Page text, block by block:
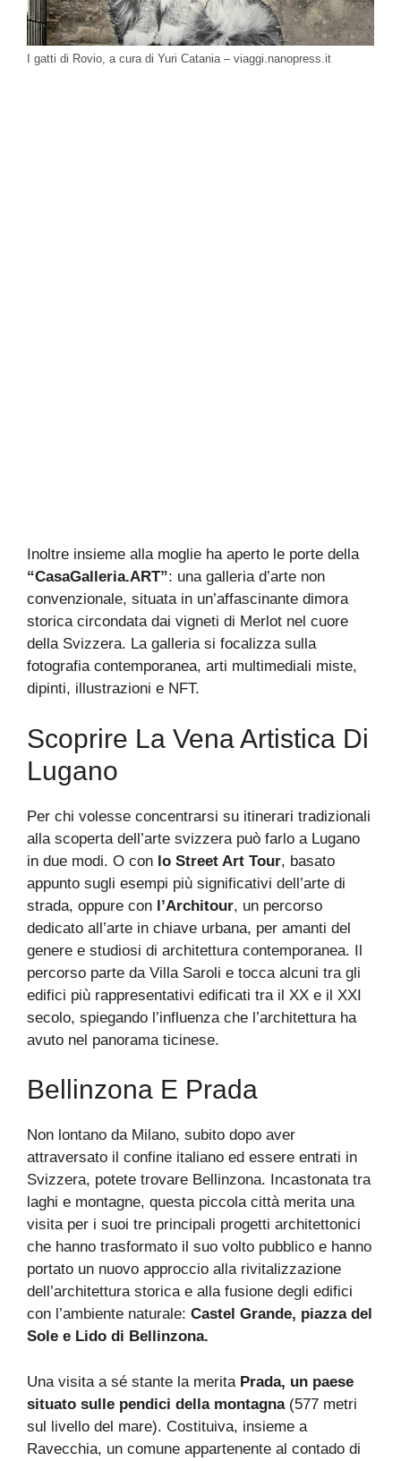
I gatti di Rovio, a cura di Yuri Catania – viaggi.nanopress.it
Inoltre insieme alla moglie ha aperto le porte della
“CasaGalleria.ART”: una galleria d’arte non
convenzionale, situata in un’affascinante dimora
storica circondata dai vigneti di Merlot nel cuore
della Svizzera. La galleria si focalizza sulla
fotografia contemporanea, arti multimediali miste,
dipinti, illustrazioni e NFT.
Scoprire La Vena Artistica Di
Lugano
Per chi volesse concentrarsi su itinerari tradizionali
alla scoperta dell’arte svizzera può farlo a Lugano
in due modi. O con lo Street Art Tour, basato
appunto sugli esempi più significativi dell’arte di
strada, oppure con l’Architour, un percorso
dedicato all’arte in chiave urbana, per amanti del
genere e studiosi di architettura contemporanea. Il
percorso parte da Villa Saroli e tocca alcuni tra gli
edifici più rappresentativi edificati tra il XX e il XXI
secolo, spiegando l’influenza che l’architettura ha
avuto nel panorama ticinese.
Bellinzona E Prada
Non lontano da Milano, subito dopo aver
attraversato il confine italiano ed essere entrati in
Svizzera, potete trovare Bellinzona. Incastonata tra
laghi e montagne, questa piccola città merita una
visita per i suoi tre principali progetti architettonici
che hanno trasformato il suo volto pubblico e hanno
portato un nuovo approccio alla rivitalizzazione
dell’architettura storica e alla fusione degli edifici
con l’ambiente naturale: Castel Grande, piazza del
Sole e Lido di Bellinzona.
Una visita a sé stante la merita Prada, un paese
situato sulle pendici della montagna(577 metri
sul livello del mare). Costituiva, insieme a
Ravecchia, un comune appartenente al contado di